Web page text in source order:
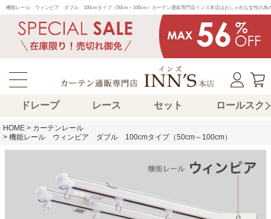
機能レール　ウィンピア　ダブル　100cmタイプ（50cm～100cm）カーテン通販専門店インズ本店はおしゃれな女性の
ドレープ レース セット ロールスク
HOME
カーテンレール
機能レール ウィンピア ダブル 100cmタイプ（50cm～100cm）